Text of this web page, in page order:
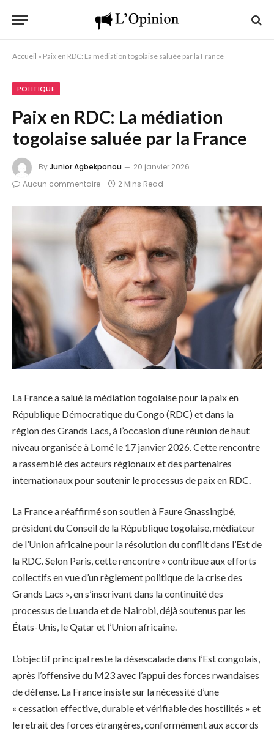
Accueil » Paix en RDC: La médiation togolaise saluée par la France
POLITIQUE
Paix en RDC: La médiation
togolaise saluée par la France
ByJunior Agbekponou
20 janvier 2026
Aucun commentaire
2 Mins Read
La France a salué la médiation togolaise pour la paix en
République Démocratique du Congo (RDC) et dans la
région des Grands Lacs, à l’occasion d’une réunion de haut
niveau organisée à Lomé le 17 janvier 2026. Cette rencontre
a rassemblé des acteurs régionaux et des partenaires
internationaux pour soutenir le processus de paix en RDC.
La France a réaffirmé son soutien à Faure Gnassingbé,
président du Conseil de la République togolaise, médiateur
de l’Union africaine pour la résolution du conflit dans l’Est de
la RDC. Selon Paris, cette rencontre « contribue aux efforts
collectifs en vue d’un règlement politique de la crise des
Grands Lacs », en s’inscrivant dans la continuité des
processus de Luanda et de Nairobi, déjà soutenus par les
États-Unis, le Qatar et l’Union africaine.
L’objectif principal reste la désescalade dans l’Est congolais,
après l’offensive du M23 avec l’appui des forces rwandaises
de défense. La France insiste sur la nécessité d’une
« cessation effective, durable et vérifiable des hostilités » et
le retrait des forces étrangères, conformément aux accords